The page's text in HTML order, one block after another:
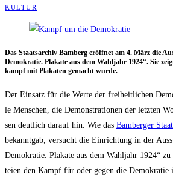
KULTUR
Das Staats­ar­chiv Bam­berg eröff­net am 4. März die
Demo­kra­tie. Pla­ka­te aus dem Wahl­jahr 1924“. Sie
kampf mit Pla­ka­ten gemacht wurde.
Der Ein­satz für die Wer­te der frei­heit­li­chen
le Men­schen, die Demons­tra­tio­nen der letz­ten
sen deut­lich dar­auf hin. Wie das Bam­ber­ger
bekannt­gab, ver­sucht die Ein­rich­tung in der
Demo­kra­tie. Pla­ka­te aus dem Wahl­jahr 1924“
tei­en den Kampf für oder gegen die